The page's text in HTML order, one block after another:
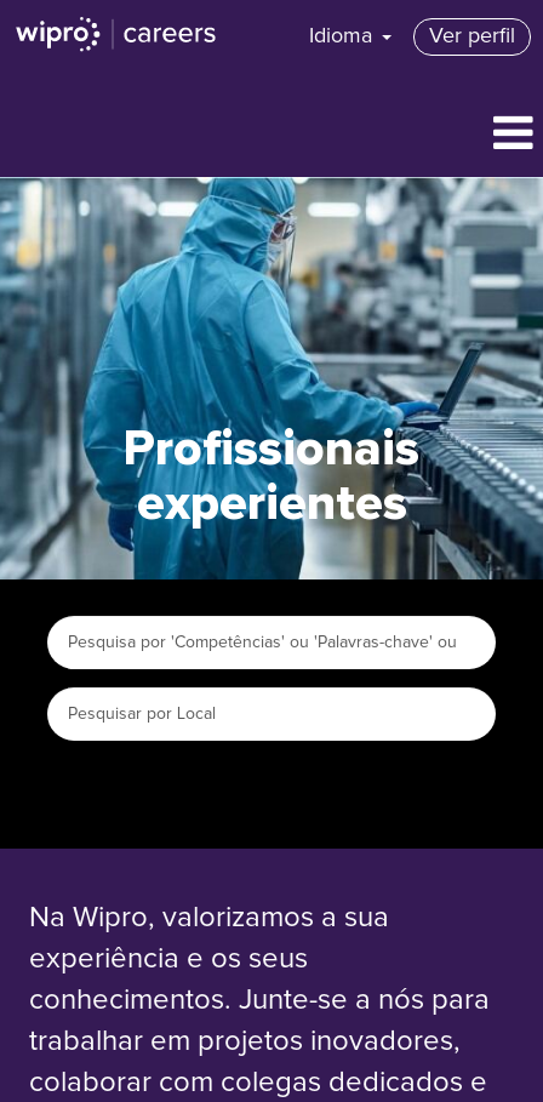
Idioma Ver perfil
Profissionais
experientes
Na Wipro, valorizamos a sua
experiência e os seus
conhecimentos. Junte-se a nós para
trabalhar em projetos inovadores,
colaborar com colegas dedicados e